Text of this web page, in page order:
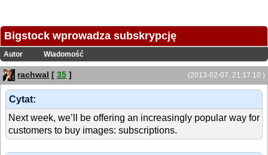
Bigstock wprowadza subskrypcję
Autor Wiadomość
(2013-02-07, 21:17:10 )
rachwal [ 35 ]
Cytat:
Next week, we’ll be offering an increasingly popular way for
customers to buy images: subscriptions.